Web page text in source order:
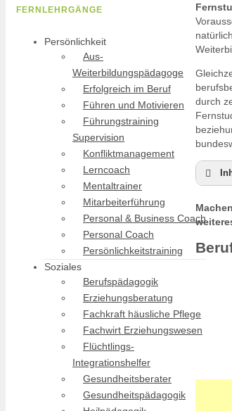
durch
FERNLEHRGÄNGE
Persönlichkeit
Aus-
Weiterbildungspädagoge
Erfolgreich im Beruf
Führen und Motivieren
Führungstraining
Supervision
Konfliktmanagement
Lerncoach
Mentaltrainer
Mitarbeiterführung
Personal & Business Coach
Personal Coach
Persönlichkeitstraining
Soziales
Berufspädagogik
Erziehungsberatung
Fachkraft häusliche Pflege
Fachwirt Erziehungswesen
Flüchtlings-
Integrationshelfer
Gesundheitsberater
Gesundheitspädagogik